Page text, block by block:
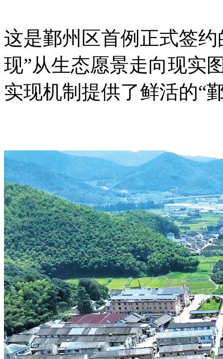
这是鄞州区首例正式签
现”从生态愿景走向现实
实现机制提供了鲜活的“